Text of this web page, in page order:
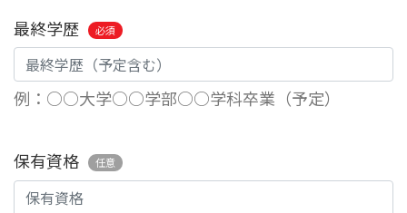
最終学歴 必須
例：○○大学○○学部○○学科卒業（予定）
保有資格 任意